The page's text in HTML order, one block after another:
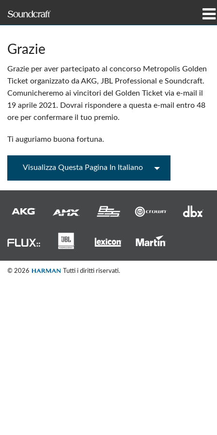
dove acquistare
formazione
La nostra storia
Grazie
Grazie per aver partecipato al concorso Metropolis Golden
Ticket organizzato da AKG, JBL Professional e Soundcraft.
Comunicheremo ai vincitori del Golden Ticket via e-mail il
19 aprile 2021. Dovrai rispondere a questa e-mail entro 48
ore per confermare il tuo premio.
Ti auguriamo buona fortuna.
Visualizza Questa Pagina In Italiano
© 2026 Tutti i diritti riservati.